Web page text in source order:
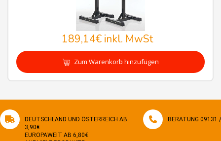
189,14€inkl. MwSt
Zum Warenkorb hinzufügen
DEUTSCHLAND UND ÖSTERREICH AB
3,90€
EUROPAWEIT AB 6,80€
BERATUNG 09131